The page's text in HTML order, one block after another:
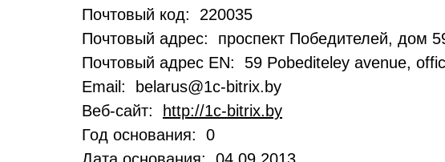
Почтовый код: 220035
Почтовый адрес: проспект Победителей, дом
Почтовый адрес EN: 59 Pobediteley avenue,
Email: belarus@1c-bitrix.by
Веб-сайт:
http://1c-bitrix.by
Год основания: 0